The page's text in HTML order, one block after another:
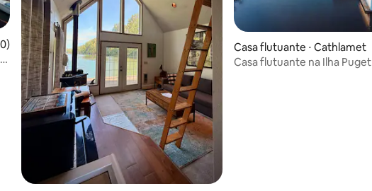
avaliação média de 5, 400 avaliações Casa flutuante ⋅ Cathlamet
Casa flutuante na Ilha Puget